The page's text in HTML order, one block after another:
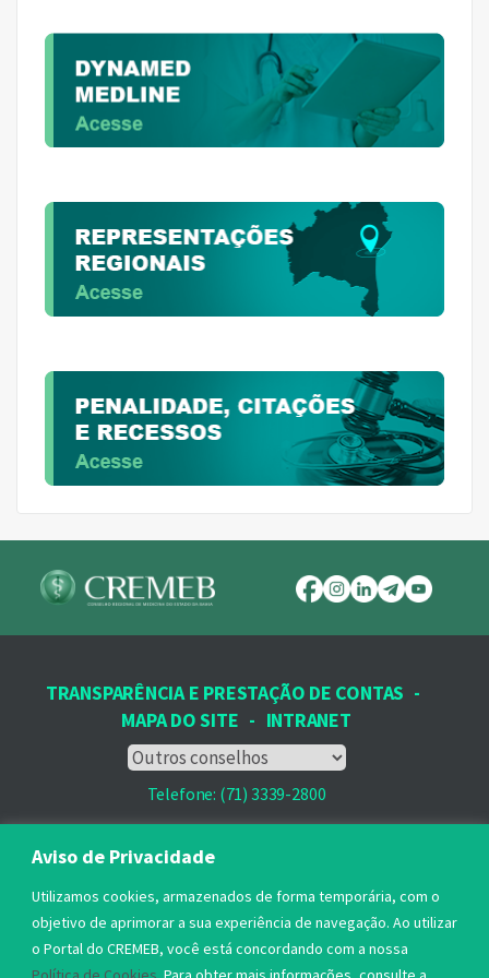
Aviso de Privacidade
Utilizamos cookies, armazenados de forma temporária, com o
objetivo de aprimorar a sua experiência de navegação. Ao utilizar
o Portal do CREMEB, você está concordando com a nossa
Telefone: (71) 3339-2800
Email: protocolo@cremeb.org.br
Rua Dr. José Peroba, 251 - Stiep,
Salvador, BA - CEP: 41.770-235,
Horário de Atendimento: 8h às 17h
TRANSPARÊNCIA E PRESTAÇÃO DE CONTAS -
MAPA DO SITE - INTRANET